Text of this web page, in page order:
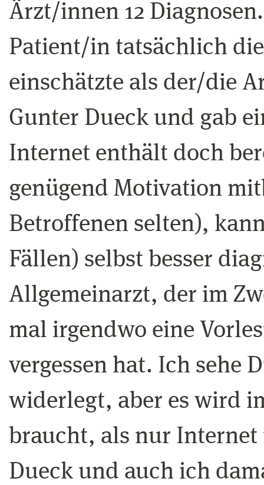
Ärzt/innen 12
Patient/in tatsächlich
einschätzte als der/die
Gunter Dueck und gab
Internet enthält doch
genügend Motivation
Betroffenen selten),
Fällen) selbst besser
Allgemeinarzt, der im
mal irgendwo eine
vergessen hat. Ich sehe
widerlegt, aber es wird
braucht, als nur
Dueck und auch ich